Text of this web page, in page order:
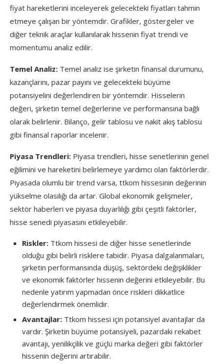
fiyat hareketlerini inceleyerek gelecekteki fiyatları tahmin
etmeye çalışan bir yöntemdir. Grafikler, göstergeler ve
diğer teknik araçlar kullanılarak hissenin fiyat trendi ve
momentumu analiz edilir.
Temel Analiz: Temel analiz ise şirketin finansal durumunu,
kazançlarını, pazar payını ve gelecekteki büyüme
potansiyelini değerlendiren bir yöntemdir. Hisselerin
değeri, şirketin temel değerlerine ve performansına bağlı
olarak belirlenir. Bilanço, gelir tablosu ve nakit akış tablosu
gibi finansal raporlar incelenir.
Piyasa Trendleri: Piyasa trendleri, hisse senetlerinin genel
eğilimini ve hareketini belirlemeye yardımcı olan faktörlerdir.
Piyasada olumlu bir trend varsa, ttkom hissesinin değerinin
yükselme olasılığı da artar. Global ekonomik gelişmeler,
sektör haberleri ve piyasa duyarlılığı gibi çeşitli faktörler,
hisse senedi piyasasını etkileyebilir.
Riskler: Ttkom hissesi de diğer hisse senetlerinde
olduğu gibi belirli risklere tabidir. Piyasa dalgalanmaları,
şirketin performansında düşüş, sektördeki değişiklikler
ve ekonomik faktörler hissenin değerini etkileyebilir. Bu
nedenle yatırım yapmadan önce riskleri dikkatlice
değerlendirmek önemlidir.
Avantajlar: Ttkom hissesi için potansiyel avantajlar da
vardır. Şirketin büyüme potansiyeli, pazardaki rekabet
avantajı, yenilikçilik ve güçlü marka değeri gibi faktörler
hissenin değerini artırabilir.